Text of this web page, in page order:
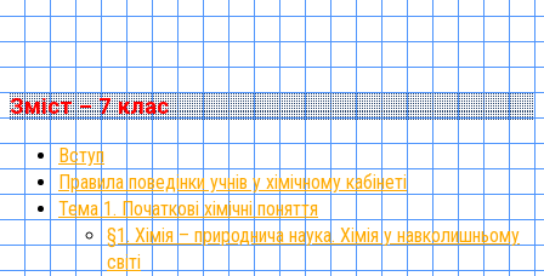
Зміст – 7 клас
Вступ
Правила поведінки учнів у хімічному кабінеті
Тема 1. Початкові хімічні поняття
§1. Хімія – природнича наука. Хімія у навколишньому
світі